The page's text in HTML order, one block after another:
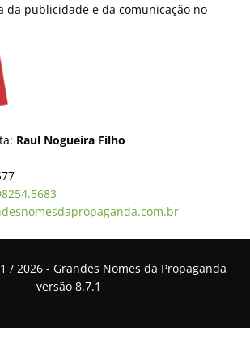
da publicidade e da comunicação no
Raul Nogueira Filho
/ 2026 - Grandes Nomes da Propaganda
versão 8.7.1